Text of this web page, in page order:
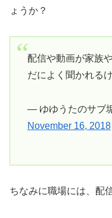
ょうか？
配信や動画が家族
だによく聞かれる
— ゆゆうたのサブ
November 16, 2018
ちなみに職場には、配